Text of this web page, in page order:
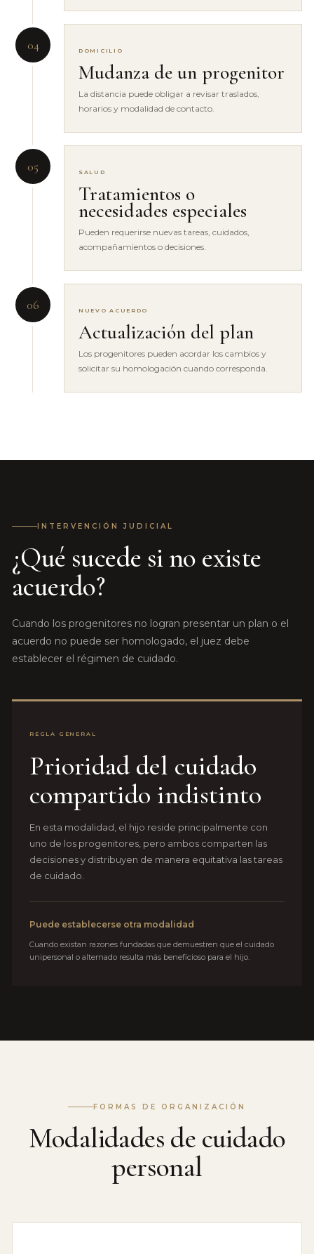
04 DOMICILIO
Mudanza de un progenitor
La distancia puede obligar a revisar traslados,
horarios y modalidad de contacto.
05 SALUD
Tratamientos o
necesidades especiales
Pueden requerirse nuevas tareas, cuidados,
acompañamientos o decisiones.
06 NUEVO ACUERDO
Actualización del plan
Los progenitores pueden acordar los cambios y
solicitar su homologación cuando corresponda.
INTERVENCIÓN JUDICIAL
¿Qué sucede si no existe
acuerdo?
Cuando los progenitores no logran presentar un plan o el
acuerdo no puede ser homologado, el juez debe
establecer el régimen de cuidado.
REGLA GENERAL
Prioridad del cuidado
compartido indistinto
En esta modalidad, el hijo reside principalmente con
uno de los progenitores, pero ambos comparten las
decisiones y distribuyen de manera equitativa las tareas
de cuidado.
Puede establecerse otra modalidad
Cuando existan razones fundadas que demuestren que el cuidado
unipersonal o alternado resulta más beneficioso para el hijo.
FORMAS DE ORGANIZACIÓN
Modalidades de cuidado
personal